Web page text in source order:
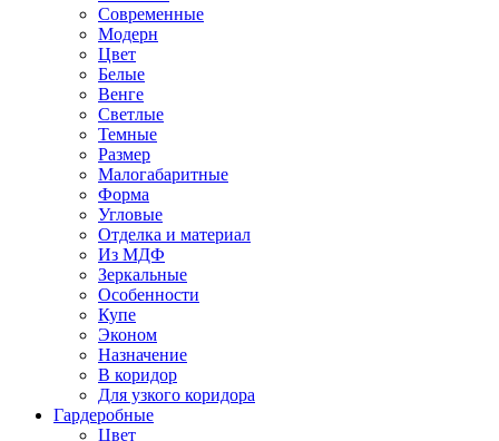
Современные
Модерн
Цвет
Белые
Венге
Светлые
Темные
Размер
Малогабаритные
Форма
Угловые
Отделка и материал
Из МДФ
Зеркальные
Особенности
Купе
Эконом
Назначение
В коридор
Для узкого коридора
Гардеробные
Цвет